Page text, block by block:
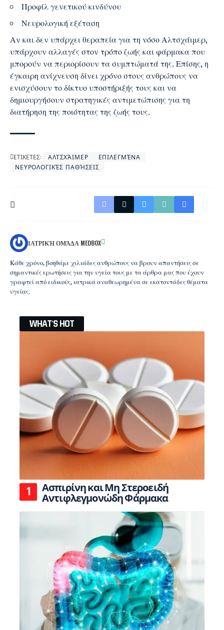
Προφίλ γενετικού κινδύνου
Νευρολογική εξέταση
Αν και δεν υπάρχει θεραπεία για τη νόσο Αλτσχάιμερ,
υπάρχουν αλλαγές στον τρόπο ζωής και φάρμακα που
μπορούν να περιορίσουν τα συμπτώματά της. Επίσης, η
έγκαιρη ανίχνευση δίνει χρόνο στους ανθρώπους να
ενισχύσουν το δίκτυο υποστήριξής τους και να
δημιουργήσουν στρατηγικές αντιμετώπισης για τη
διατήρηση της ποιότητας της ζωής τους.
ΕΤΙΚΕΤΕΣ: ΑΛΤΣΧΆΙΜΕΡ
ΕΠΙΛΕΓΜΈΝΑ
ΝΕΥΡΟΛΟΓΙΚΈΣ ΠΑΘΉΣΕΙΣ
ΙΑΤΡΙΚΉ ΟΜΆΔΑ MEDBOX
Κάθε χρόνο, βοηθάμε χιλιάδες ανθρώπους να βρουν απαντήσεις σε
σημαντικές ερωτήσεις για την υγεία τους με τα άρθρα μας που έχουν
γραφτεί από ειδικούς, ιατρικά αναθεωρημένα σε εκατοντάδες θέματα
υγείας.
WHAT'S HOT
Ασπιρίνη και Μη Στεροειδή
Αντιφλεγμονώδη Φάρμακα